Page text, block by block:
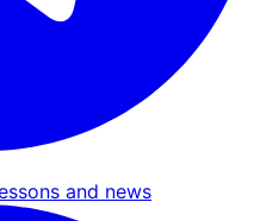
and news